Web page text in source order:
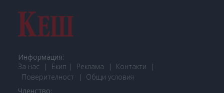
Информация:
За нас
Екип Реклама
Контакти
Поверителност
Общи условия
Членство: